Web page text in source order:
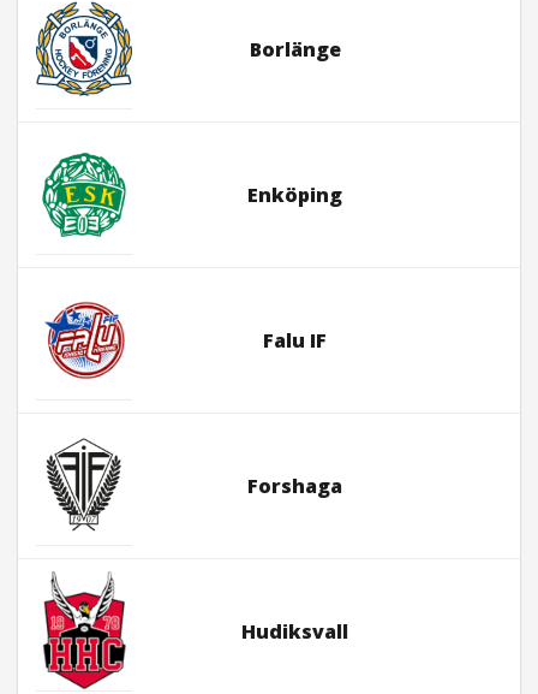
Borlänge
Enköping
Falu IF
Forshaga
Hudiksvall